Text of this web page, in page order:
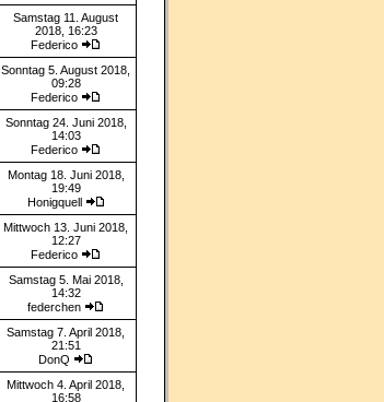
Samstag 11. August
2018, 16:23
Federico
Sonntag 5. August 2018,
09:28
Federico
Sonntag 24. Juni 2018,
14:03
Federico
Montag 18. Juni 2018,
19:49
Honigquell
Mittwoch 13. Juni 2018,
12:27
Federico
Samstag 5. Mai 2018,
14:32
federchen
Samstag 7. April 2018,
21:51
DonQ
Mittwoch 4. April 2018,
16:58